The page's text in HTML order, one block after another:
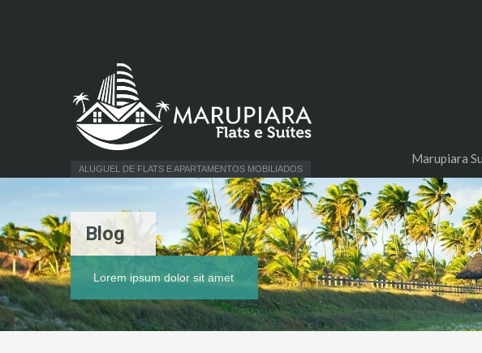
ALUGUEL DE FLATS E APARTAMENTOS MOBILIADOS
Marupiara
Blog
Lorem ipsum dolor sit amet